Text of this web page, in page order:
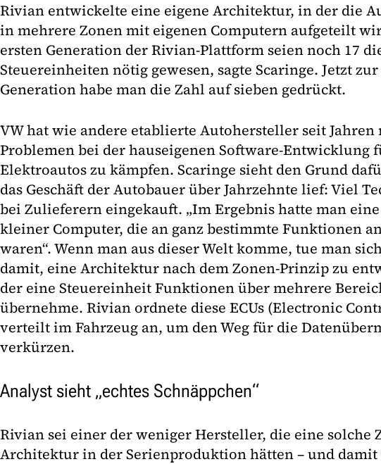
Rivian entwickelte eine eigene Architektur, in der die
in mehrere Zonen mit eigenen Computern aufgeteilt
ersten Generation der Rivian-Plattform seien noch 17
Steuereinheiten nötig gewesen, sagte Scaringe. Jetzt
Generation habe man die Zahl auf sieben gedrückt.
VW hat wie andere etablierte Autohersteller seit Jahren
Problemen bei der hauseigenen Software-Entwicklung
Elektroautos zu kämpfen. Scaringe sieht den Grund
das Geschäft der Autobauer über Jahrzehnte lief: Viel
bei Zulieferern eingekauft. „Im Ergebnis hatte man
kleiner Computer, die an ganz bestimmte Funktionen
waren“. Wenn man aus dieser Welt komme, tue man
damit, eine Architektur nach dem Zonen-Prinzip zu
der eine Steuereinheit Funktionen über mehrere
übernehme. Rivian ordnete diese ECUs (Electronic
verteilt im Fahrzeug an, um den Weg für die
verkürzen.
Analyst sieht „echtes Schnäppchen“
Rivian sei einer der weniger Hersteller, die eine solche
Architektur in der Serienproduktion hätten – und